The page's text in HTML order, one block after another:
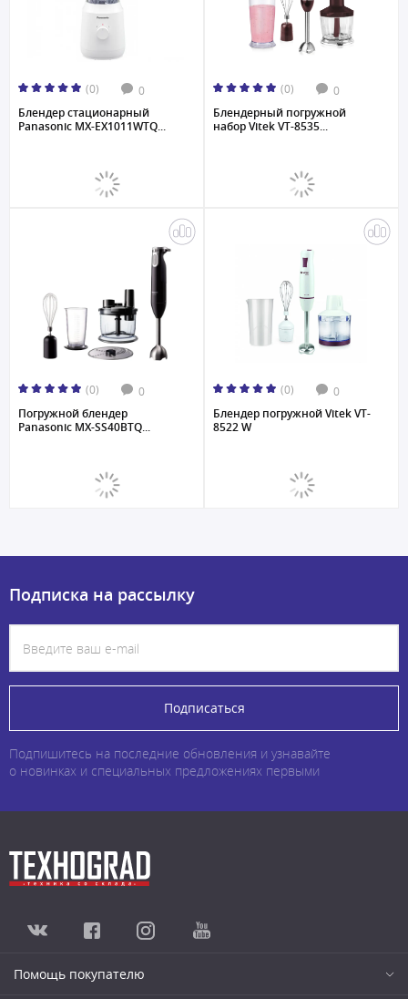
(0) 0
Блендер стационарный
Panasonic MX-EX1011WTQ...
(0) 0
Блендерный погружной
набор Vitek VT-8535...
(0) 0
Погружной блендер
Panasonic MX-SS40BTQ...
(0) 0
Блендер погружной Vitek VT-
8522 W
Подписка на рассылку
Подписаться
Подпишитесь на последние обновления и узнавайте
о новинках и специальных предложениях первыми
Помощь покупателю